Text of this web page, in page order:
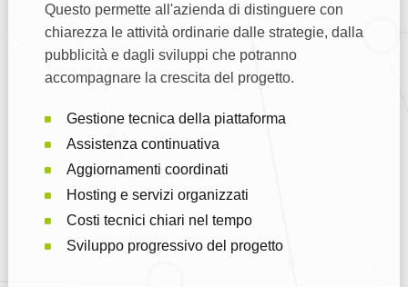
Questo permette all'azienda di distinguere con
chiarezza le attività ordinarie dalle strategie, dalla
pubblicità e dagli sviluppi che potranno
accompagnare la crescita del progetto.
Gestione tecnica della piattaforma
Assistenza continuativa
Aggiornamenti coordinati
Hosting e servizi organizzati
Costi tecnici chiari nel tempo
Sviluppo progressivo del progetto